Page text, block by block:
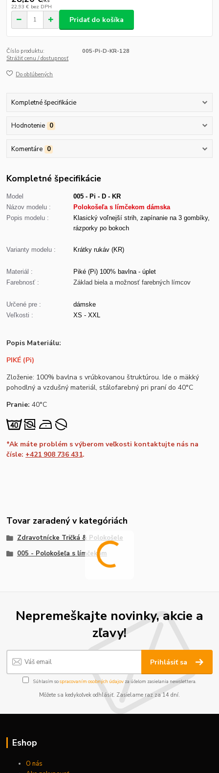
22,93 € bez DPH
Pridať do košíka
Číslo produktu:
005-Pi-D-KR-128
Strážiť cenu / dostupnosť
Do obľúbených
Kompletné špecifikácie
Hodnotenie 0
Komentáre 0
Kompletné špecifikácie
Model
005 - Pi - D - KR
Názov modelu :
Polokošeľa s límčekom dámska
Popis modelu :
Klasický voľnejší strih, zapínanie na 3 gombíky,
rázporky po bokoch
Varianty modelu : Krátky rukáv (KR)
Materiál :
Piké (Pi) 100% bavlna - úplet
Farebnosť :
Základ biela a možnosť farebných límcov
Určené pre :
dámske
Veľkosti :
XS - XXL
Popis Materiálu:
PIKÉ (Pi)
Zloženie: 100% bavlna s vrúbkovanou štruktúrou. Ide o mäkký
pohodlný a vzdušný materiál, stálofarebný pri praní do 40°C
Pranie:40°C
*Ak máte problém s výberom veľkosti kontaktujte nás na
čísle: +421 908 736 431.
Tovar zaradený v kategóriách
Zdravotnícke Tričká & Polokošele
005 - Polokošeľa s límčekom
Nepremeškajte novinky, akcie a
zľavy!
Prihlásiť sa
Súhlasím sospracovaním osobných údajov za účelom zasielania newslettera.
Môžete sa kedykoľvek odhlásiť. Zasielame raz za 14 dní.
Eshop
O nás